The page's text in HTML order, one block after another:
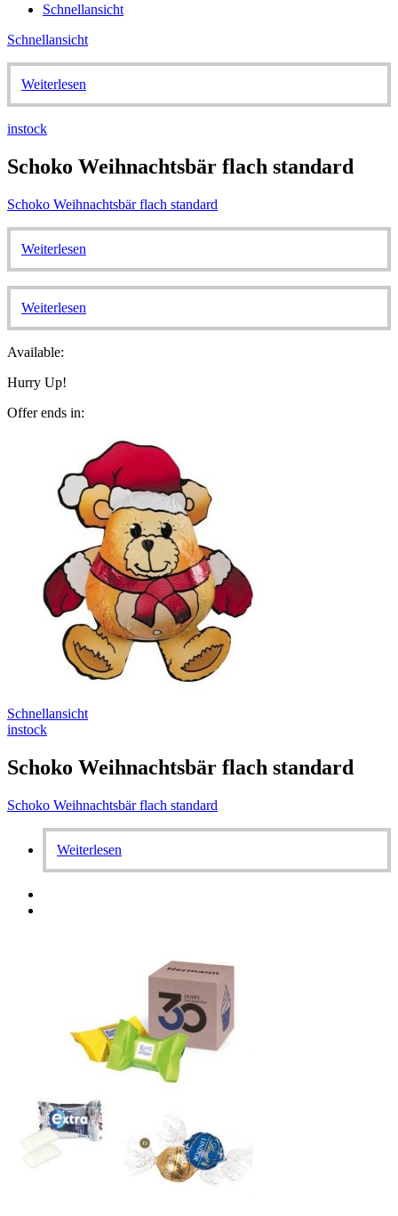
Schnellansicht
Schnellansicht
Weiterlesen
instock
Schoko Weihnachtsbär flach standard
Schoko Weihnachtsbär flach standard
Weiterlesen
Weiterlesen
Available:
Hurry Up!
Offer ends in:
Schnellansicht
instock
Schoko Weihnachtsbär flach standard
Schoko Weihnachtsbär flach standard
Weiterlesen